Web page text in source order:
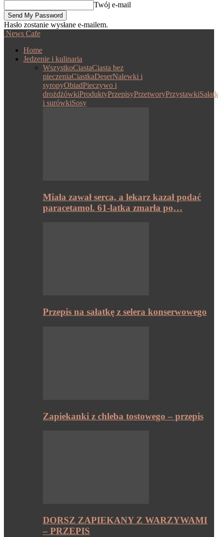
Twój e-mail
Hasło zostanie wysłane e-mailem.
News Cafe
Home
Jedzenie i kulinaria
WszystkoCiastaCiasta bez
pieczeniaCiastkaDeserNalewki i
syropyObiadPieczywo i
drożdżówkiProduktyPrzepisyPrzetworyPrzystawki
i surówkiSosy
Miała zawał serca, a lekarz kazał podać
paracetamol. 61-latka zmarła po…
Przepis na sałatkę z selera konserwowego
Zapiekanki z chleba tostowego – przepis
DORSZ ZAPIEKANY Z WARZYWAMI
– PRZEPIS